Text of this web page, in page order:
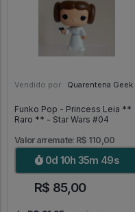
Vendido por: Quarentena Geek Store - SP
Funko Pop - Princess Leia **
Raro ** - Star Wars #04
Valor arremate: R$ 110,00
0d 10h 35m 47s
R$ 85,00